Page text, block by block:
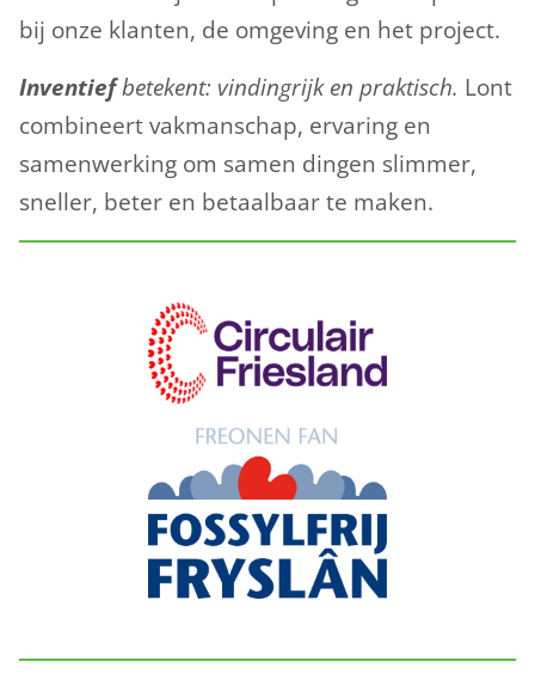
bij onze klanten, de omgeving en het project.
Inventiefbetekent: vindingrijk en praktisch. Lont
combineert vakmanschap, ervaring en
samenwerking om samen dingen slimmer,
sneller, beter en betaalbaar te maken.